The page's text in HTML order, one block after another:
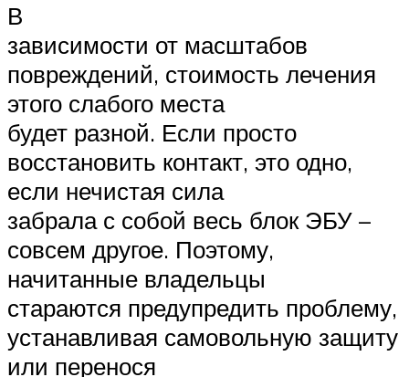
В
зависимости от масштабов
повреждений, стоимость лечения
этого слабого места
будет разной. Если просто
восстановить контакт, это одно,
если нечистая сила
забрала с собой весь блок ЭБУ –
совсем другое. Поэтому,
начитанные владельцы
стараются предупредить проблему,
устанавливая самовольную защиту
или перенося